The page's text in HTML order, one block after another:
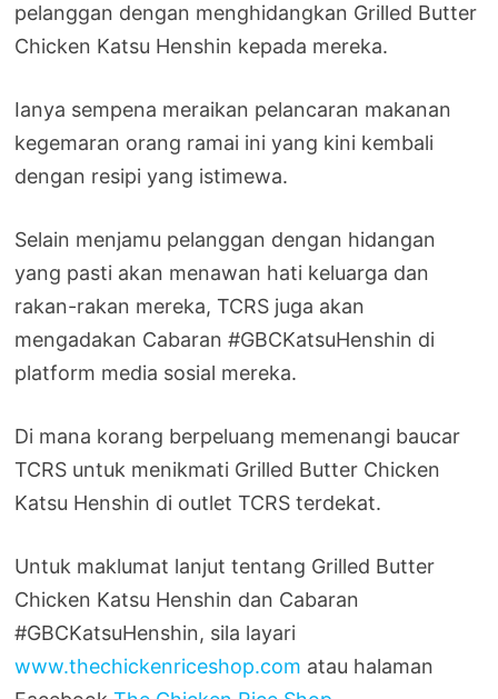
pelanggan dengan menghidangkan Grilled Butter
Chicken Katsu Henshin kepada mereka.
Ianya sempena meraikan pelancaran makanan
kegemaran orang ramai ini yang kini kembali
dengan resipi yang istimewa.
Selain menjamu pelanggan dengan hidangan
yang pasti akan menawan hati keluarga dan
rakan-rakan mereka, TCRS juga akan
mengadakan Cabaran #GBCKatsuHenshin di
platform media sosial mereka.
Di mana korang berpeluang memenangi baucar
TCRS untuk menikmati Grilled Butter Chicken
Katsu Henshin di outlet TCRS terdekat.
Untuk maklumat lanjut tentang Grilled Butter
Chicken Katsu Henshin dan Cabaran
#GBCKatsuHenshin, sila layari
www.thechickenriceshop.com atau halaman